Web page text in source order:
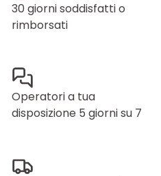
30 giorni soddisfatti o
rimborsati
Operatori a tua
disposizione 5 giorni su 7